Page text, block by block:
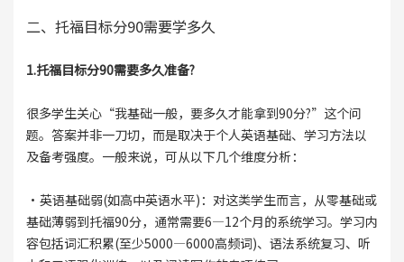
二、托福目标分90需要学多久
1.托福目标分90需要多久准备?
很多学生关心“我基础一般，要多久才能拿到90分?”这个问
题。答案并非一刀切，而是取决于个人英语基础、学习方法以
及备考强度。一般来说，可从以下几个维度分析：
·英语基础弱(如高中英语水平)：对这类学生而言，从零基础或
基础薄弱到托福90分，通常需要6—12个月的系统学习。学习内
容包括词汇积累(至少5000—6000高频词)、语法系统复习、听